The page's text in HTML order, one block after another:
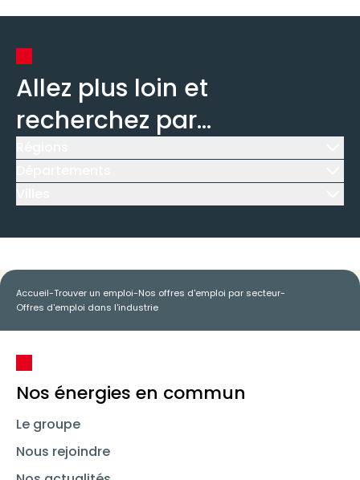
Allez plus loin et
recherchez par...
Accueil-Trouver un emploi-Nos offres d'emploi par secteur-
Offres d'emploi dans l'industrie
Nos énergies en commun
Le groupe
Nous rejoindre